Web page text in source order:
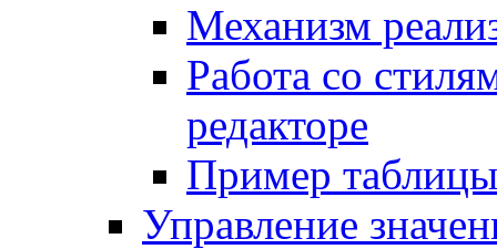
Механизм
Работа со
редакторе
Пример
Управление